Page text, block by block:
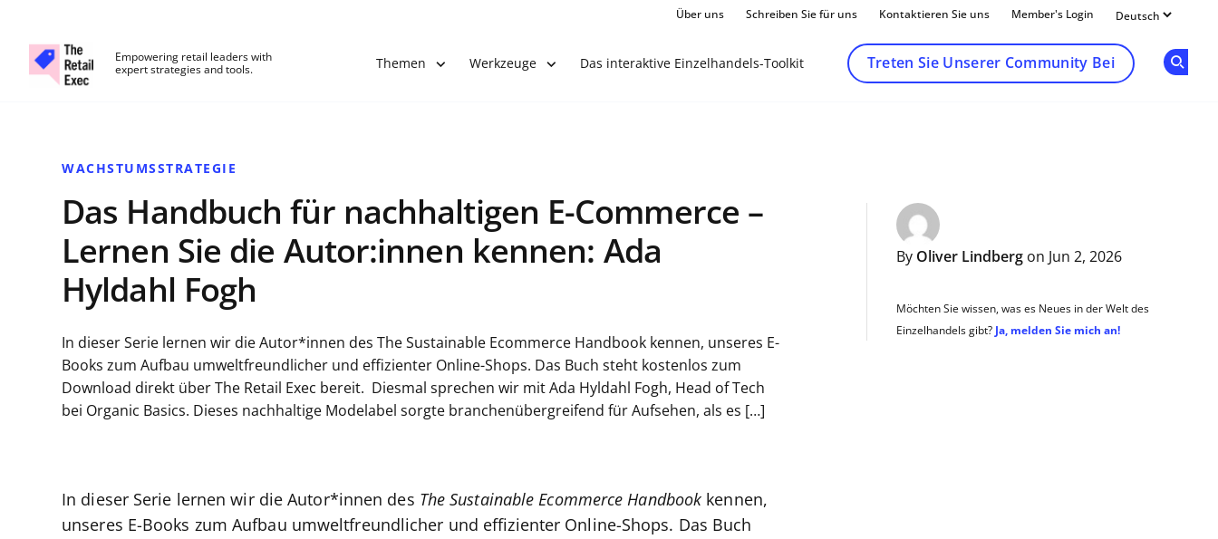
Über uns Schreiben Sie für uns Kontaktieren Sie uns Member's Login
Empowering retail leaders with
expert strategies and tools.
Themen Werkzeuge Das interaktive Einzelhandels-Toolkit Treten Sie Unserer Community Bei
WACHSTUMSSTRATEGIE
Das Handbuch für nachhaltigen E-Commerce –
Lernen Sie die Autor:innen kennen: Ada
Hyldahl Fogh
By Oliver Lindberg on Jun 2, 2026
Möchten Sie wissen, was es Neues in der Welt des
Einzelhandels gibt? Ja, melden Sie mich an!
In dieser Serie lernen wir die Autor*innen des The Sustainable Ecommerce Handbook kennen, unseres E-
Books zum Aufbau umweltfreundlicher und effizienter Online-Shops. Das Buch steht kostenlos zum
Download direkt über The Retail Exec bereit. Diesmal sprechen wir mit Ada Hyldahl Fogh, Head of Tech
bei Organic Basics. Dieses nachhaltige Modelabel sorgte branchenübergreifend für Aufsehen, als es […]
In dieser Serie lernen wir die Autor*innen des The Sustainable Ecommerce Handbook kennen,
unseres E-Books zum Aufbau umweltfreundlicher und effizienter Online-Shops. Das Buch